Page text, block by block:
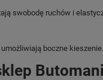
swobodę ruchów i
boczne kieszenie.